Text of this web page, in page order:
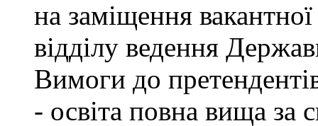
на заміщення вакантної
відділу ведення
Вимоги до
- освіта повна вища за